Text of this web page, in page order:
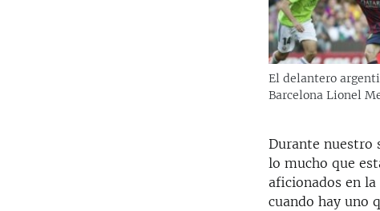
El delantero
Barcelona Lionel
Durante
lo mucho que
aficionados en
cuando hay uno